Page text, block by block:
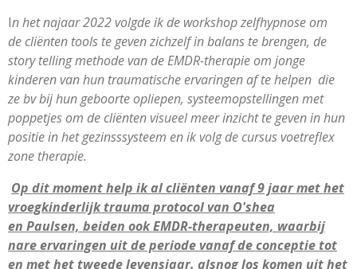
In het najaar 2022 volgde ik de workshop zelfhypnose om
de cliënten tools te geven zichzelf in balans te brengen, de
story telling methode van de EMDR-therapie om jonge
kinderen van hun traumatische ervaringen af te helpen die
ze bv bij hun geboorte opliepen, systeemopstellingen met
poppetjes om de cliënten visueel meer inzicht te geven in hun
positie in het gezinsssysteem en ik volg de cursus voetreflex
zone therapie.
Op dit moment help ik al cliënten vanaf 9 jaar met het
vroegkinderlijk trauma protocol van O'shea
en Paulsen, beiden ook EMDR-therapeuten, waarbij
nare ervaringen uit de periode vanaf de conceptie tot
en met het tweede levensjaar. alsnog los komen uit het